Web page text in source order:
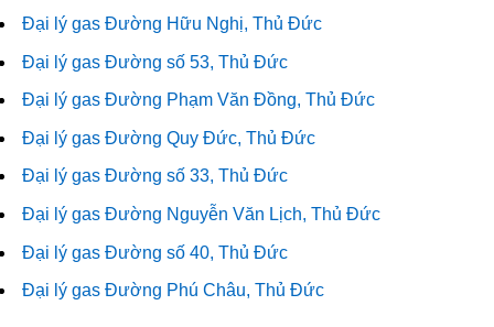
Đại lý gas Đường Hữu Nghị, Thủ Đức
Đại lý gas Đường số 53, Thủ Đức
Đại lý gas Đường Phạm Văn Đồng, Thủ Đức
Đại lý gas Đường Quy Đức, Thủ Đức
Đại lý gas Đường số 33, Thủ Đức
Đại lý gas Đường Nguyễn Văn Lịch, Thủ Đức
Đại lý gas Đường số 40, Thủ Đức
Đại lý gas Đường Phú Châu, Thủ Đức